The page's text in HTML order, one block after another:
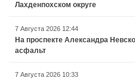
Лахденпохском округе
7 Августа 2026 12:44
На проспекте Александра
асфальт
7 Августа 2026 10:33